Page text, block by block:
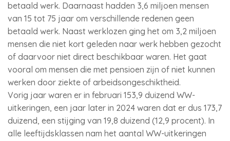
betaald werk. Daarnaast hadden 3,6 miljoen mensen
van 15 tot 75 jaar om verschillende redenen geen
betaald werk. Naast werklozen ging het om 3,2 miljoen
mensen die niet kort geleden naar werk hebben gezocht
of daarvoor niet direct beschikbaar waren. Het gaat
vooral om mensen die met pensioen zijn of niet kunnen
werken door ziekte of arbeidsongeschiktheid.
Vorig jaar waren er in februari 153,9 duizend WW-
uitkeringen, een jaar later in 2024 waren dat er dus 173,7
duizend, een stijging van 19,8 duizend (12,9 procent). In
alle leeftijdsklassen nam het aantal WW-uitkeringen